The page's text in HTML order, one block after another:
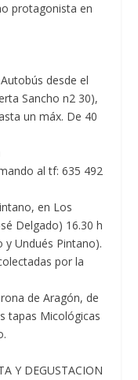
protagonista en
desde el
Sancho n2 30),
un máx. De 40
al tf: 635 492
en Los
Delgado) 16.30 h
y Undués Pintano).
por la
de Aragón, de
tapas Micológicas
Y DEGUSTACION